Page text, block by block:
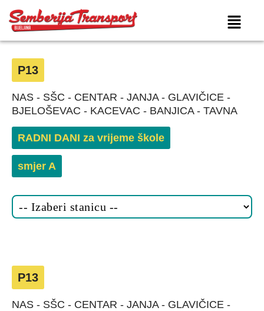
P13
NAS - SŠC - CENTAR - JANJA - GLAVIČICE -
BJELOŠEVAC - KACEVAC - BANJICA - TAVNA
RADNI DANI za vrijeme škole
smjer A
P13
NAS - SŠC - CENTAR - JANJA - GLAVIČICE -